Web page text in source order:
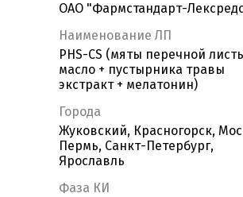
ОАО "Фармстандарт-
Наименование ЛП
PHS-CS (мяты перечной
масло + пустырника травы
экстракт + мелатонин)
Города
Жуковский, Красногорск,
Пермь, Санкт-Петербург,
Ярославль
Фаза КИ